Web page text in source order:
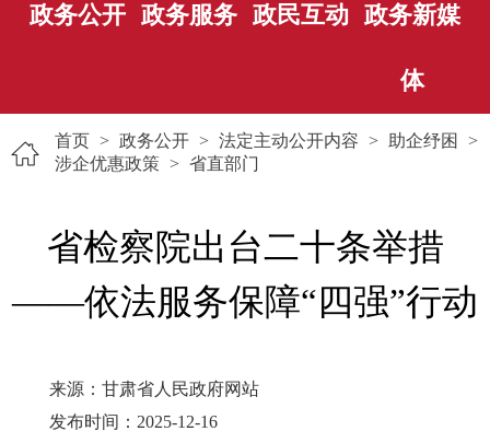
政务公开 政务服务 政民互动 政务新媒
体
首页 > 政务公开 > 法定主动公开内容 > 助企纾困
>
涉企优惠政策 > 省直部门
省检察院出台二十条举措
——依法服务保障“四强”行动
来源：甘肃省人民政府网站
发布时间：2025-12-16